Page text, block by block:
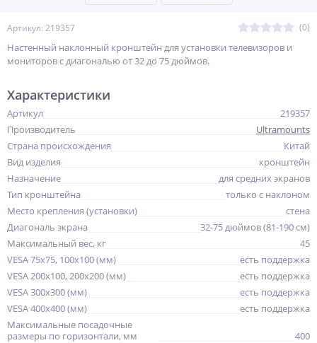
Артикул: 219357 (0)
Настенный наклонный кронштейн для установки телевизоров и
мониторов с диагональю от 32 до 75 дюймов.
Характеристики
Артикул
219357
Производитель
Ultramounts
Страна происхождения
Китай
Вид изделия
кронштейн
Назначение
для средних экранов
Тип кронштейна
только с наклоном
Место крепления (установки)
стена
Диагональ экрана
32-75 дюймов (81-190 см)
Максимальный вес, кг
45
VESA 75x75, 100x100 (мм)
есть поддержка
VESA 200x100, 200x200 (мм)
есть поддержка
VESA 300x300 (мм)
есть поддержка
VESA 400x400 (мм)
есть поддержка
Максимальные посадочные
размеры по горизонтали, мм
400